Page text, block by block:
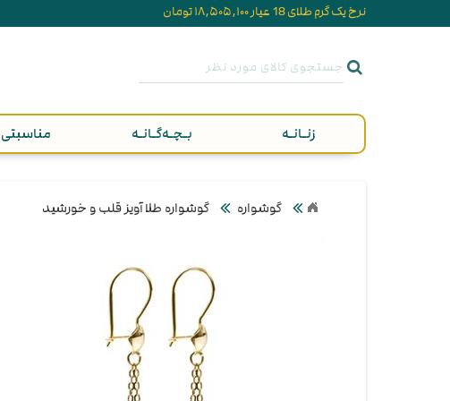
نرخ یک گرم طلای 18 عیار ۱۸,۵۰۵,۱۰۰ تومان
زنـانـه بـچـه‌گـانـه مناسبتی
گوشواره گوشواره طلا آویز قلب و خورشید